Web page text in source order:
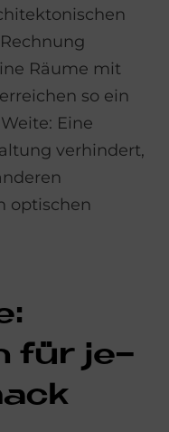
Räume mit
so ein
Eine
verhindert,
optischen
für je­